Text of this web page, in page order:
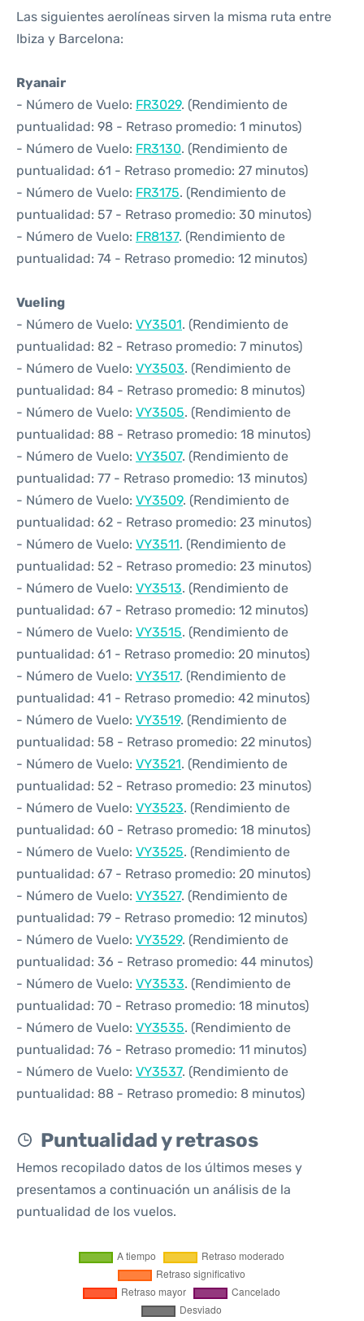
Las siguientes aerolíneas sirven la misma ruta entre
Ibiza y Barcelona:
Ryanair
- Número de Vuelo: FR3029. (Rendimiento de
puntualidad: 98 - Retraso promedio: 1 minutos)
- Número de Vuelo: FR3130. (Rendimiento de
puntualidad: 61 - Retraso promedio: 27 minutos)
- Número de Vuelo: FR3175. (Rendimiento de
puntualidad: 57 - Retraso promedio: 30 minutos)
- Número de Vuelo: FR8137. (Rendimiento de
puntualidad: 74 - Retraso promedio: 12 minutos)
Vueling
- Número de Vuelo: VY3501. (Rendimiento de
puntualidad: 82 - Retraso promedio: 7 minutos)
- Número de Vuelo: VY3503. (Rendimiento de
puntualidad: 84 - Retraso promedio: 8 minutos)
- Número de Vuelo: VY3505. (Rendimiento de
puntualidad: 88 - Retraso promedio: 18 minutos)
- Número de Vuelo: VY3507. (Rendimiento de
puntualidad: 77 - Retraso promedio: 13 minutos)
- Número de Vuelo: VY3509. (Rendimiento de
puntualidad: 62 - Retraso promedio: 23 minutos)
- Número de Vuelo: VY3511. (Rendimiento de
puntualidad: 52 - Retraso promedio: 23 minutos)
- Número de Vuelo: VY3513. (Rendimiento de
puntualidad: 67 - Retraso promedio: 12 minutos)
- Número de Vuelo: VY3515. (Rendimiento de
puntualidad: 61 - Retraso promedio: 20 minutos)
- Número de Vuelo: VY3517. (Rendimiento de
puntualidad: 41 - Retraso promedio: 42 minutos)
- Número de Vuelo: VY3519. (Rendimiento de
puntualidad: 58 - Retraso promedio: 22 minutos)
- Número de Vuelo: VY3521. (Rendimiento de
puntualidad: 52 - Retraso promedio: 23 minutos)
- Número de Vuelo: VY3523. (Rendimiento de
puntualidad: 60 - Retraso promedio: 18 minutos)
- Número de Vuelo: VY3525. (Rendimiento de
puntualidad: 67 - Retraso promedio: 20 minutos)
- Número de Vuelo: VY3527. (Rendimiento de
puntualidad: 79 - Retraso promedio: 12 minutos)
- Número de Vuelo: VY3529. (Rendimiento de
puntualidad: 36 - Retraso promedio: 44 minutos)
- Número de Vuelo: VY3533. (Rendimiento de
puntualidad: 70 - Retraso promedio: 18 minutos)
- Número de Vuelo: VY3535. (Rendimiento de
puntualidad: 76 - Retraso promedio: 11 minutos)
- Número de Vuelo: VY3537. (Rendimiento de
puntualidad: 88 - Retraso promedio: 8 minutos)
Puntualidad y retrasos
Hemos recopilado datos de los últimos meses y
presentamos a continuación un análisis de la
puntualidad de los vuelos.